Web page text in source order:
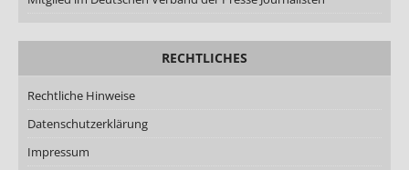
RECHTLICHES
Rechtliche Hinweise
Datenschutzerklärung
Impressum